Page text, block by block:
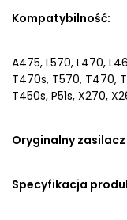
Kompatybilność:
A475, L570, L470,
T470s, T570, T470,
T450s, P51s, X270,
Oryginalny zasilacz
Specyfikacja